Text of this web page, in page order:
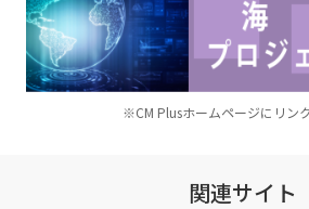
※CM Plusホームページにリン
関連サイト